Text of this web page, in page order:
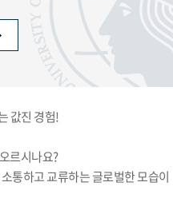
값진 경험!
르시나요?
통하고 교류하는 글로벌한 모습이